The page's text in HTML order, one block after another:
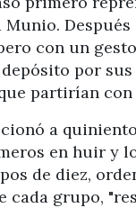
Munio.
con un
por sus
partirían con
a
en huir y
de diez,
cada grupo,